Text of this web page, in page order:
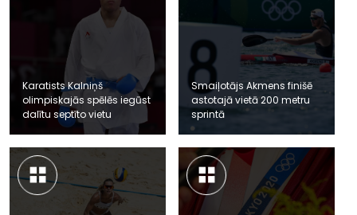
Karatists Kalniņš
olimpiskajās spēlēs iegūst
dalītu septīto vietu
Smaiļotājs Akmens finišē
astotajā vietā 200 metru
sprintā